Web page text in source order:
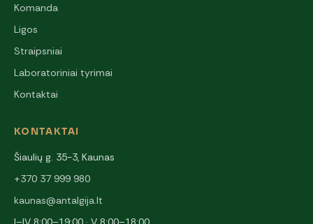
Komanda
Ligos
Straipsniai
Laboratoriniai tyrimai
Kontaktai
KONTAKTAI
Šiaulių g. 35-3, Kaunas
+370 37 999 980
kaunas@antalgija.lt